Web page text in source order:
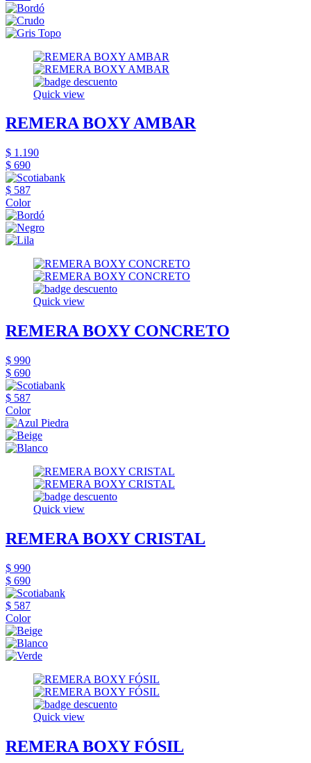
Quick view
REMERA BOXY AMBAR
$ 1.190
$ 690
$ 587
Color
Quick view
REMERA BOXY CONCRETO
$ 990
$ 690
$ 587
Color
Quick view
REMERA BOXY CRISTAL
$ 990
$ 690
$ 587
Color
Quick view
REMERA BOXY FÓSIL